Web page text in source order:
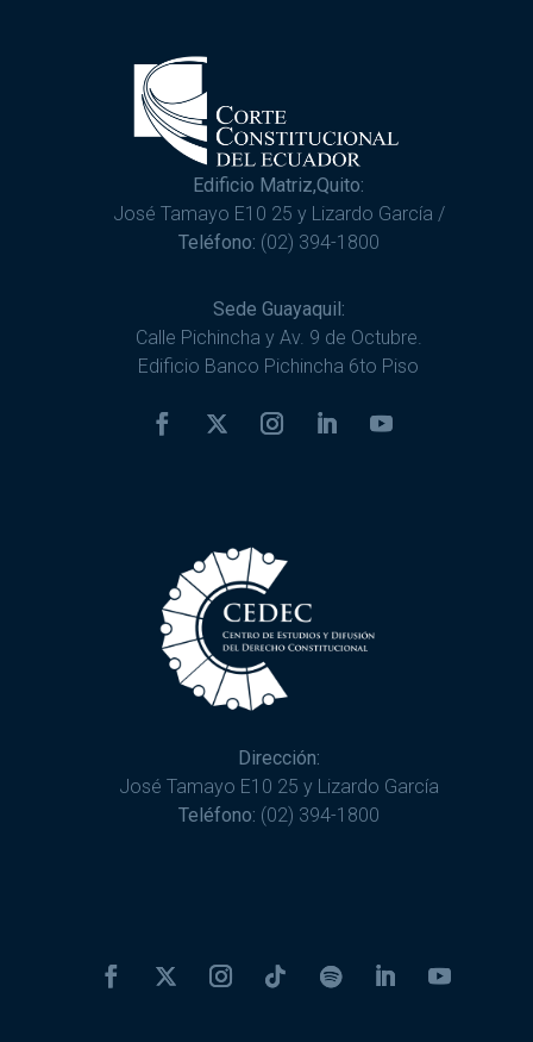
Edificio Matriz,Quito:
José Tamayo E10 25 y Lizardo García /
Teléfono: (02) 394-1800
Sede Guayaquil:
Calle Pichincha y Av. 9 de Octubre.
Edificio Banco Pichincha 6to Piso
Dirección:
José Tamayo E10 25 y Lizardo García
Teléfono: (02) 394-1800